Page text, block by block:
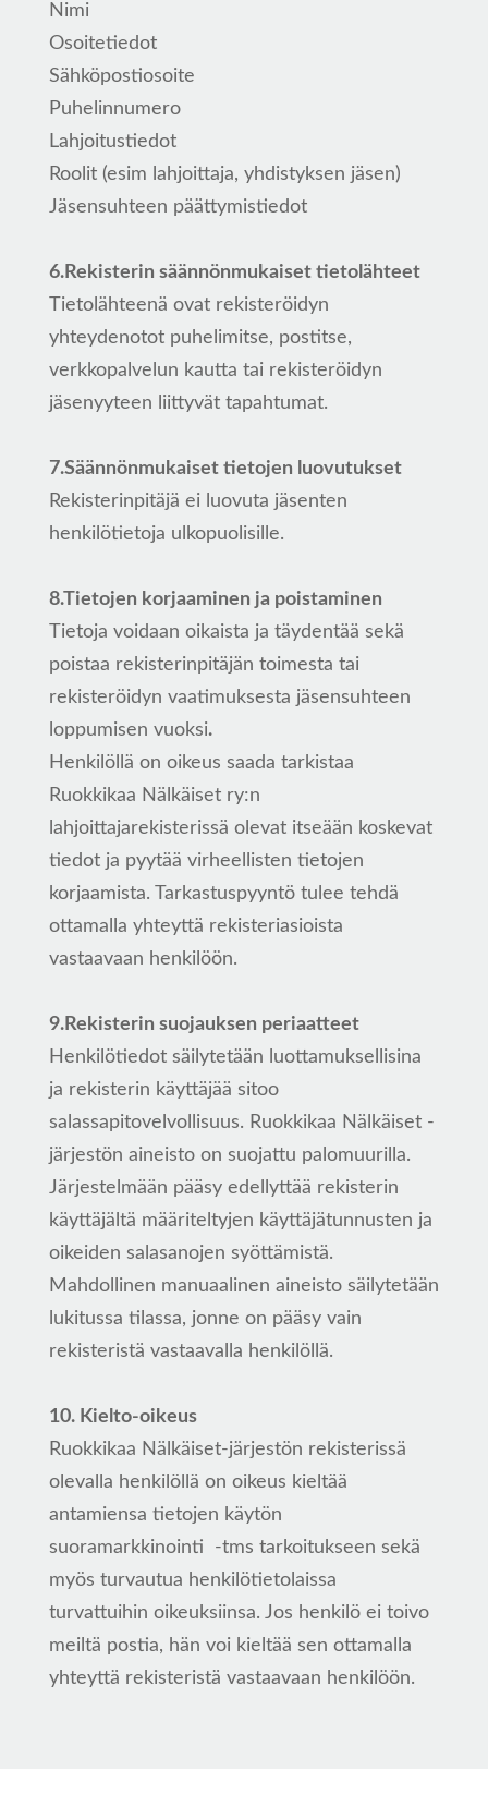
Nimi
Osoitetiedot
Sähköpostiosoite
Puhelinnumero
Lahjoitustiedot
Roolit (esim lahjoittaja, yhdistyksen jäsen)
Jäsensuhteen päättymistiedot
6.Rekisterin säännönmukaiset tietolähteet
Tietolähteenä ovat rekisteröidyn
yhteydenotot puhelimitse, postitse,
verkkopalvelun kautta tai rekisteröidyn
jäsenyyteen liittyvät tapahtumat.
7.Säännönmukaiset tietojen luovutukset
Rekisterinpitäjä ei luovuta jäsenten
henkilötietoja ulkopuolisille.
8.Tietojen korjaaminen ja poistaminen
Tietoja voidaan oikaista ja täydentää sekä
poistaa rekisterinpitäjän toimesta tai
rekisteröidyn vaatimuksesta jäsensuhteen
loppumisen vuoksi.
Henkilöllä on oikeus saada tarkistaa
Ruokkikaa Nälkäiset ry:n
lahjoittajarekisterissä olevat itseään koskevat
tiedot ja pyytää virheellisten tietojen
korjaamista. Tarkastuspyyntö tulee tehdä
ottamalla yhteyttä rekisteriasioista
vastaavaan henkilöön.
9.Rekisterin suojauksen periaatteet
Henkilötiedot säilytetään luottamuksellisina
ja rekisterin käyttäjää sitoo
salassapitovelvollisuus. Ruokkikaa Nälkäiset -
järjestön aineisto on suojattu palomuurilla.
Järjestelmään pääsy edellyttää rekisterin
käyttäjältä määriteltyjen käyttäjätunnusten ja
oikeiden salasanojen syöttämistä.
Mahdollinen manuaalinen aineisto säilytetään
lukitussa tilassa, jonne on pääsy vain
rekisteristä vastaavalla henkilöllä.
10. Kielto-oikeus
Ruokkikaa Nälkäiset-järjestön rekisterissä
olevalla henkilöllä on oikeus kieltää
antamiensa tietojen käytön
suoramarkkinointi -tms tarkoitukseen sekä
myös turvautua henkilötietolaissa
turvattuihin oikeuksiinsa. Jos henkilö ei toivo
meiltä postia, hän voi kieltää sen ottamalla
yhteyttä rekisteristä vastaavaan henkilöön.